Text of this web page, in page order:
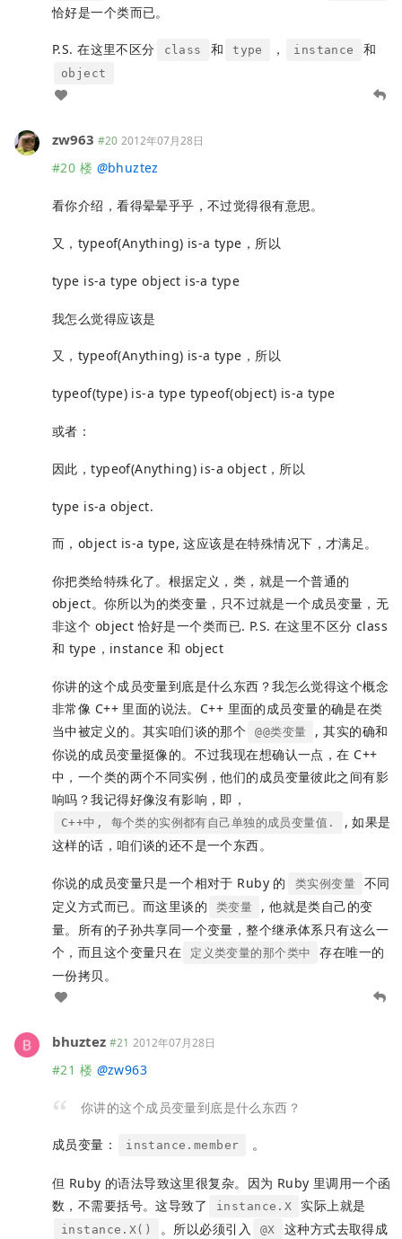
恰好是一个类而已。
P.S. 在这里不区分 class 和 type ， instance 和
object
zw963 #20 2012年07月28日
#20 楼 @bhuztez
看你介绍，看得晕晕乎乎，不过觉得很有意思。
又，typeof(Anything) is-a type，所以
type is-a type object is-a type
我怎么觉得应该是
又，typeof(Anything) is-a type，所以
typeof(type) is-a type typeof(object) is-a type
或者：
因此，typeof(Anything) is-a object，所以
type is-a object.
而，object is-a type, 这应该是在特殊情况下，才满足。
你把类给特殊化了。根据定义，类，就是一个普通的
object。你所以为的类变量，只不过就是一个成员变量，无
非这个 object 恰好是一个类而已. P.S. 在这里不区分 class
和 type，instance 和 object
你讲的这个成员变量到底是什么东西？我怎么觉得这个概念
非常像 C++ 里面的说法。C++ 里面的成员变量的确是在类
当中被定义的。其实咱们谈的那个
@@类变量
, 其实的确和
你说的成员变量挺像的。不过我现在想确认一点，在 C++
中，一个类的两个不同实例，他们的成员变量彼此之间有影
响吗？我记得好像沒有影响，即，
C++中, 每个类的实例都有自己单独的成员变量值.
, 如果是
这样的话，咱们谈的还不是一个东西。
你说的成员变量只是一个相对于 Ruby 的 类实例变量
不同
定义方式而已。而这里谈的
类变量
, 他就是类自己的变
量。所有的子孙共享同一个变量，整个继承体系只有这么一
个，而且这个变量只在
定义类变量的那个类中
存在唯一的
一份拷贝。
bhuztez #21 2012年07月28日
#21 楼 @zw963
你讲的这个成员变量到底是什么东西？
成员变量： instance.member 。
但 Ruby 的语法导致这里很复杂。因为 Ruby 里调用一个函
数，不需要括号。这导致了
instance.X 实际上就是
instance.X() 。所以必须引入 @X
这种方式去取得成